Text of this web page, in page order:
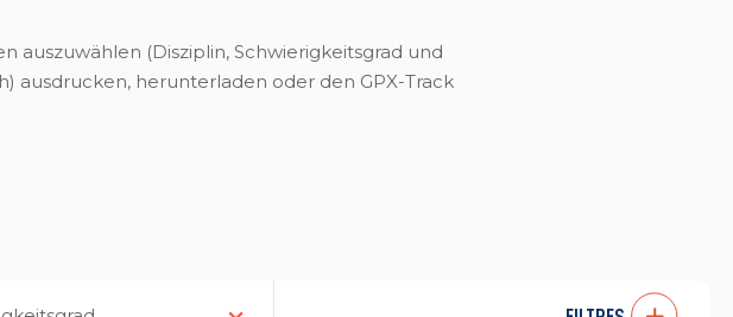
auszuwählen (Disziplin, Schwierigkeitsgrad und
ausdrucken, herunterladen oder den GPX-Track